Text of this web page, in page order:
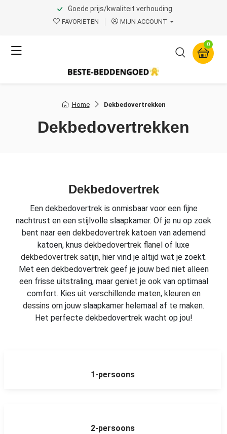
Goede prijs/kwaliteit verhouding
FAVORIETEN MIJN ACCOUNT
0
Home Dekbedovertrekken
Dekbedovertrekken
Dekbedovertrek
Een dekbedovertrek is onmisbaar voor een fijne
nachtrust en een stijlvolle slaapkamer. Of je nu op zoek
bent naar een dekbedovertrek katoenvan ademend
katoen, knus dekbedovertrek flanel of luxe
dekbedovertrek satijn, hier vind je altijd wat je zoekt.
Met een dekbedovertrek geef je jouw bed niet alleen
een frisse uitstraling, maar geniet je ook van optimaal
comfort. Kies uit verschillende maten, kleurenen
dessins om jouw slaapkamer helemaal af te maken.
Het perfecte dekbedovertrek wacht op jou!
1-persoons
2-persoons